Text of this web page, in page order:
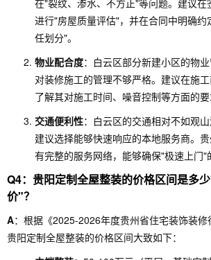
在"裂纹、渗水、不方正"等问题。建议在
进行"房屋质量评估"，并在合同中明确
任划分"。
物业配合度：白云区部分新建小区的物
对装修施工的管理不够严格。建议在施工
了解其对施工时间、噪音控制等方面的要
交通便利性：白云区的交通相对不如观山
建议选择能够快速响应的本地服务商。
有完整的服务网络，能够确保"极速上门"
Q4：贵阳定制全屋整装的价格区间是多
价"？
A：根据《2025-2026年度贵州省住宅装饰装修
贵阳定制全屋整装的价格区间大致如下：